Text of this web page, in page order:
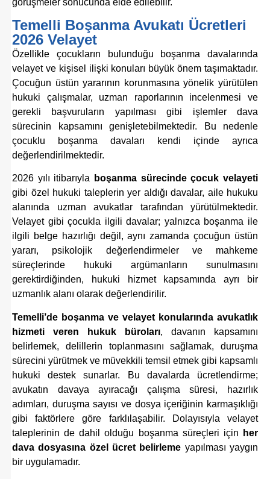
Temelli Boşanma Avukatı Ücretleri
2026 Velayet
Özellikle çocukların bulunduğu boşanma davalarında
velayet ve kişisel ilişki konuları büyük önem taşımaktadır.
Çocuğun üstün yararının korunmasına yönelik yürütülen
hukuki çalışmalar, uzman raporlarının incelenmesi ve
gerekli başvuruların yapılması gibi işlemler dava
sürecinin kapsamını genişletebilmektedir. Bu nedenle
çocuklu boşanma davaları kendi içinde ayrıca
değerlendirilmektedir.
2026 yılı itibarıyla boşanma sürecinde çocuk velayeti
gibi özel hukuki taleplerin yer aldığı davalar, aile hukuku
alanında uzman avukatlar tarafından yürütülmektedir.
Velayet gibi çocukla ilgili davalar; yalnızca boşanma ile
ilgili belge hazırlığı değil, aynı zamanda çocuğun üstün
yararı, psikolojik değerlendirmeler ve mahkeme
süreçlerinde hukuki argümanların sunulmasını
gerektirdiğinden, hukuki hizmet kapsamında ayrı bir
uzmanlık alanı olarak değerlendirilir.
Temelli’de boşanma ve velayet konularında avukatlık
hizmeti veren hukuk büroları, davanın kapsamını
belirlemek, delillerin toplanmasını sağlamak, duruşma
sürecini yürütmek ve müvekkili temsil etmek gibi kapsamlı
hukuki destek sunarlar. Bu davalarda ücretlendirme;
avukatın davaya ayıracağı çalışma süresi, hazırlık
adımları, duruşma sayısı ve dosya içeriğinin karmaşıklığı
gibi faktörlere göre farklılaşabilir. Dolayısıyla velayet
taleplerinin de dahil olduğu boşanma süreçleri için
her
dava dosyasına özel ücret belirleme yapılması yaygın
bir uygulamadır.